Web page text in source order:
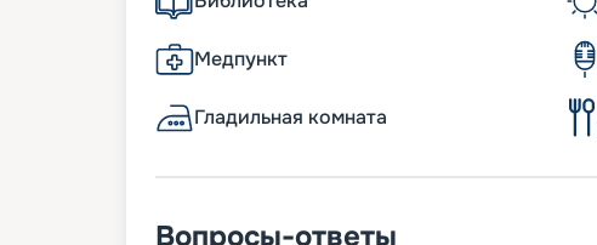
Медпункт
Гладильная комната
Вопросы-ответы